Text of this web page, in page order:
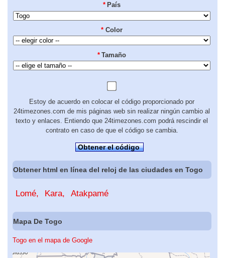
* País
* Color
* Tamaño
Estoy de acuerdo en colocar el código proporcionado por
24timezones.com de mis páginas web sin realizar ningún cambio al
texto y enlaces. Entiendo que 24timezones.com podrá rescindir el
contrato en caso de que el código se cambia.
Obtener el código
Obtener html en línea del reloj de las ciudades en Togo
Lomé Kara Atakpamé
Mapa De Togo
Togo en el mapa de Google